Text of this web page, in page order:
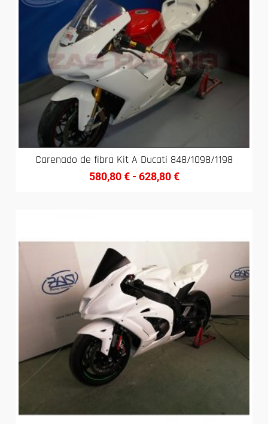
Carenado de fibra Kit A Ducati 848/1098/1198
580,80€ - 628,80€